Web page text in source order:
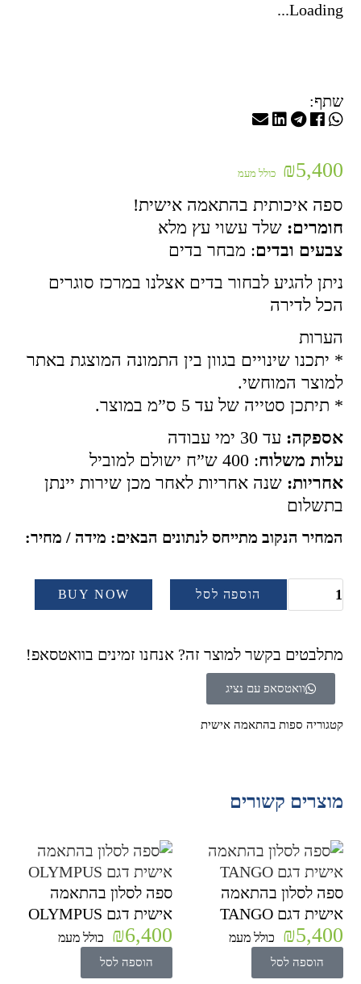
Loading...
שתף:
₪5,400 כולל מעמ
ספה איכותית בהתאמה אישית!
חומרים:שלד עשוי עץ מלא
צבעים ובדים: מבחר בדים
ניתן להגיע לבחור בדים אצלנו במרכז סוגרים
הכל לדירה
הערות
* יתכנו שינויים בגוון בין התמונה המוצגת באתר
למוצר המוחשי.
* תיתכן סטייה של עד 5 ס”מ במוצר.
אספקה:עד 30 ימי עבודה
עלות משלוח: 400 ש”ח ישולם למוביל
אחריות:שנה אחריות לאחר מכן שירות יינתן
בתשלום
המחיר הנקוב מתייחס לנתונים הבאים: מידה / מחיר:
הוספה לסל BUY NOW
מתלבטים בקשר למוצר זה? אנחנו זמינים בוואטסאפ!
וואטסאפ עם נציג
קטגוריה ספות בהתאמה אישית
מוצרים קשורים
ספה לסלון בהתאמה
אישית דגם TANGO
₪5,400 כולל מעמ
הוספה לסל
ספה לסלון בהתאמה
אישית דגם OLYMPUS
₪6,400 כולל מעמ
הוספה לסל